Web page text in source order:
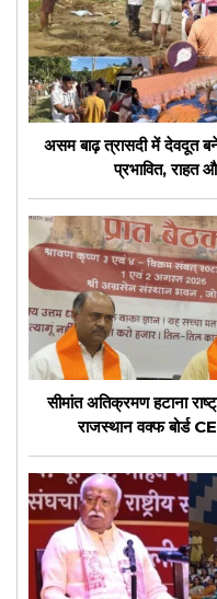
असम बाढ़ त्रासदी में देवदूत
प्रभावित, राहत
सीमांत अतिक्रमण हटाना
राजस्थान वक्फ बोर्ड